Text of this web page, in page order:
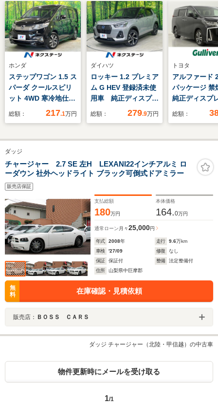
ホンダ
ステップワゴン 1.5 ス
パーダ クールスピリ
ット 4WD 寒冷地仕
様 純正ナビ バック
ド クルーズコントロ
ール パドルシフト
アイドリングストッ
プ オートエアコン
リアクーラー/ヒータ
総額： 217.1万円
ダイハツ
ロッキー 1.2 プレミア
ム G HEV 登録済未使
用車 純正ディスプレ
イオーディオ 全周囲
ズコントロール シー
ドライト 純正17イ
ンチアルミ クリアラ
キー
総額： 279.9万円
トヨタ
アルファード
パッケージ
純正ディスプ
ディオ(フル
メラ デジタ
ETC シート
ー ベンチレ
ター
総額：
ダッジ
チャージャー 2.7 SE 左H LEXANI22インチアルミ ロ
ーダウン 社外ヘッドライト ブラック可倒式ドアミラー
販売店保証
支払総額
180万円
本体価格
164.0万円
通常ローン 月々25,000円
年式 2008年 走行 9.6万km
車検
'27/09 修復
なし
保証
保証付 整備
法定整備付
住所
山梨県中巨摩郡
無
料
在庫確認・見積依頼
販売店： ＢＯＳＳ ＣＡＲＳ
ダッジ チャージャー（北陸・甲信越）の中古車
物件更新時にメールを受け取る
1/1